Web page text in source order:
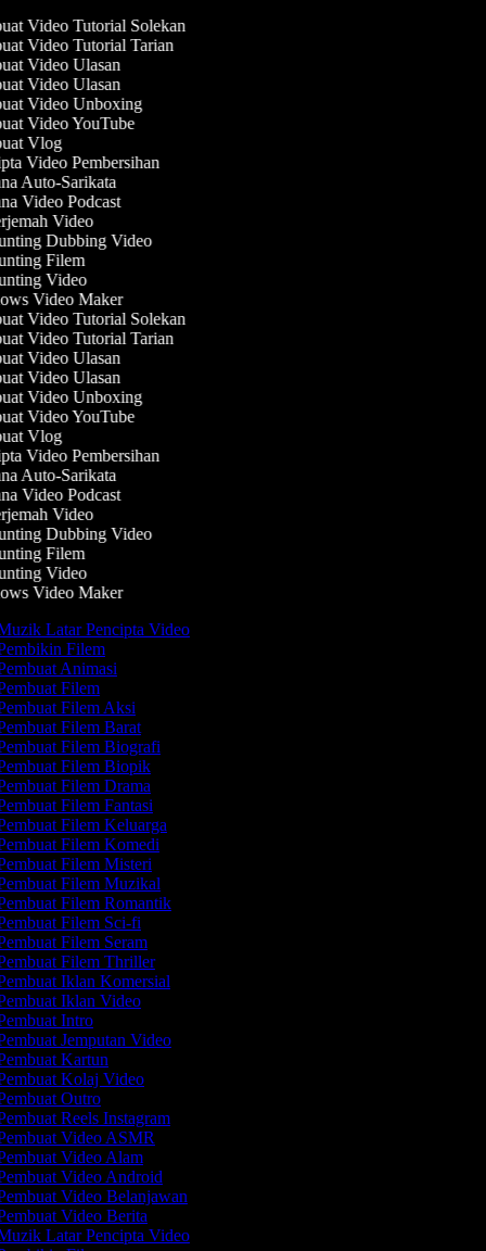
Video Tutorial Solekan
Video Tutorial Tarian
Video Ulasan
Video Ulasan
Video Unboxing
Video YouTube
Vlog
Video Pembersihan
Auto-Sarikata
Video Podcast
Video
Dubbing Video
Filem
Video
Video Maker
Video Tutorial Solekan
Video Tutorial Tarian
Video Ulasan
Video Ulasan
Video Unboxing
Video YouTube
Vlog
Video Pembersihan
Auto-Sarikata
Video Podcast
Video
Dubbing Video
Filem
Video
Video Maker
Latar Pencipta Video
Filem
Animasi
Filem
Filem Aksi
Filem Barat
Filem Biografi
Filem Biopik
Filem Drama
Filem Fantasi
Filem Keluarga
Filem Komedi
Filem Misteri
Filem Muzikal
Filem Romantik
Filem Sci-fi
Filem Seram
Filem Thriller
Iklan Komersial
Iklan Video
Intro
Jemputan Video
Kartun
Kolaj Video
Outro
Reels Instagram
Video ASMR
Video Alam
Video Android
Video Belanjawan
Video Berita
Latar Pencipta Video